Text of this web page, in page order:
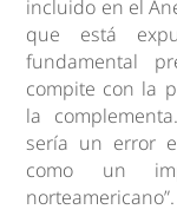
incluido en el
que está
fundamental
compite con la
la
sería un error
como un
norteamericano”.